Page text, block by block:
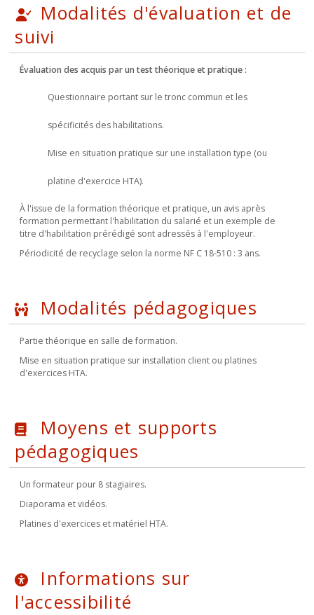
Modalités d'évaluation et de
suivi
Évaluation des acquis par un test théorique et pratique :
Questionnaire portant sur le tronc commun et les
spécificités des habilitations.
Mise en situation pratique sur une installation type (ou
platine d'exercice HTA).
À l'issue de la formation théorique et pratique, un avis après
formation permettant l'habilitation du salarié et un exemple de
titre d'habilitation prérédigé sont adressés à l'employeur.
Périodicité de recyclage selon la norme NF C 18-510 : 3 ans.
Modalités pédagogiques
Partie théorique en salle de formation.
Mise en situation pratique sur installation client ou platines
d'exercices HTA.
Moyens et supports
pédagogiques
Un formateur pour 8 stagiaires.
Diaporama et vidéos.
Platines d'exercices et matériel HTA.
Informations sur
l'accessibilité